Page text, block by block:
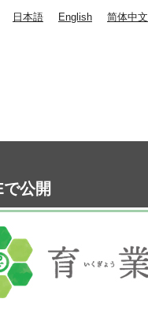
日本語 English 简体中文
公開